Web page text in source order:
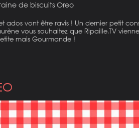
de biscuits Oreo
ados vont être ravis ! Un dernier petit
vous souhaitez que Ripaille.TV
mais Gourmande !